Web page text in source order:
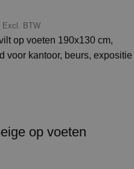
Excl. BTW
op voeten